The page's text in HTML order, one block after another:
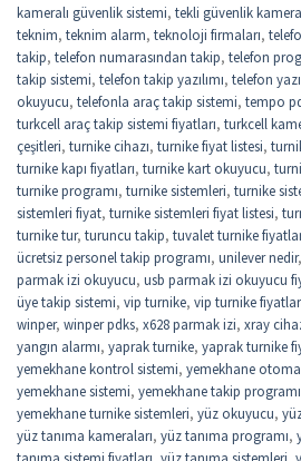
kameralı güvenlik sistemi, tekli güvenlik
teknim, teknim alarm, teknoloji firmaları,
takip, telefon numarasından takip, telefon
takip sistemi, telefon takip yazılımı, telefon
okuyucu, telefonla araç takip sistemi, tempo
turkcell araç takip sistemi fiyatları, turkcell
çeşitleri, turnike cihazı, turnike fiyat listesi,
turnike kapı fiyatları, turnike kart okuyucu,
turnike programı, turnike sistemleri, turnike
sistemleri fiyat, turnike sistemleri fiyat listesi,
turnike tur, turuncu takip, tuvalet turnike
ücretsiz personel takip programı, unilever nedir,
parmak izi okuyucu, usb parmak izi okuyucu
üye takip sistemi, vip turnike, vip turnike
winper, winper pdks, x628 parmak izi, xray
yangın alarmı, yaprak turnike, yaprak turnike
yemekhane kontrol sistemi, yemekhane
yemekhane sistemi, yemekhane takip programı
yemekhane turnike sistemleri, yüz okuyucu,
yüz tanıma kameraları, yüz tanıma programı,